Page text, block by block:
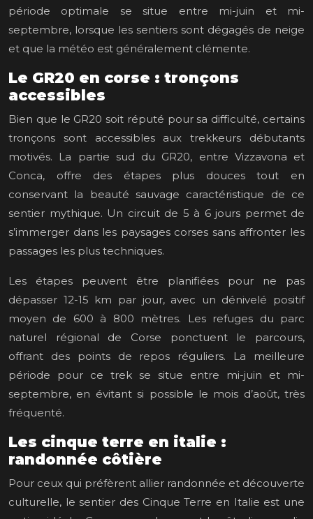
période optimale se situe entre mi-juin et mi-
septembre, lorsque les sentiers sont dégagés de neige
et que la météo est généralement clémente.
Le GR20 en corse : tronçons
accessibles
Bien que le GR20 soit réputé pour sa difficulté, certains
tronçons sont accessibles aux trekkeurs débutants
motivés. La partie sud du GR20, entre Vizzavona et
Conca, offre des étapes plus douces tout en
conservant la beauté sauvage caractéristique de ce
sentier mythique. Un circuit de 5 à 6 jours permet de
s’immerger dans les paysages corses sans affronter les
passages les plus techniques.
Les étapes peuvent être planifiées pour ne pas
dépasser 12-15 km par jour, avec un dénivelé positif
moyen de 600 à 800 mètres. Les refuges du parc
naturel régional de Corse ponctuent le parcours,
offrant des points de repos réguliers. La meilleure
période pour ce trek se situe entre mi-juin et mi-
septembre, en évitant si possible le mois d’août, très
fréquenté.
Les cinque terre en italie :
randonnée côtière
Pour ceux qui préfèrent allier randonnée et découverte
culturelle, le sentier des Cinque Terre en Italie est une